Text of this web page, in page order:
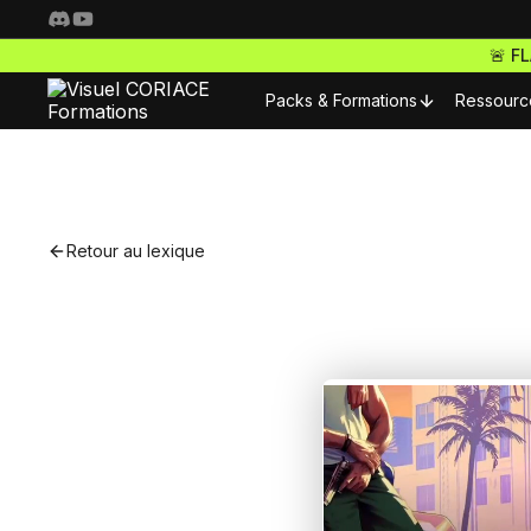
🚨
Packs & Formations
Webdesigner Pro
Maitrise les meilleurs
tes sites comme un
E-commerce Pro
Nos
Nos
Retour au lexique